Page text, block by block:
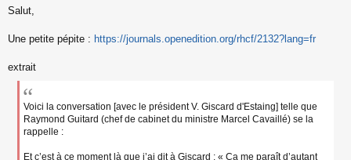
e
s
e
n
Salut,
Une petite pépite : https://journals.openedition.org/rhcf/2132?lang=fr
extrait
Voici la conversation [avec le président V. Giscard d'Estaing] telle que
Raymond Guitard (chef de cabinet du ministre Marcel Cavaillé) se la
rappelle :
Et c’est à ce moment là que j’ai dit à Giscard : « Ça me paraît d’autant